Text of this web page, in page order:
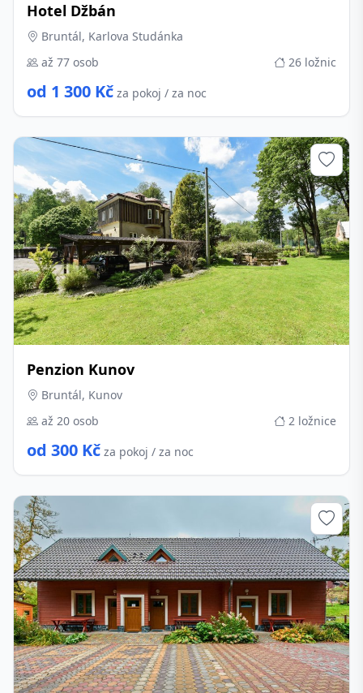
Hotel Džbán
Bruntál, Karlova Studánka
až 77 osob
26 ložnic
od 1 300 Kč za pokoj / za noc
Penzion Kunov
Bruntál, Kunov
až 20 osob
2 ložnice
od 300 Kč za pokoj / za noc